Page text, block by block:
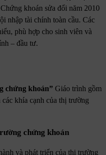
khoán sửa đổi năm 2010
nhập tài chính toàn cầu. Các
phù hợp cho sinh viên và
– đầu tư.
chứng khoán” Giáo trình gồm
khía cạnh của thị trường
chứng khoán
và phát triển của thị trường